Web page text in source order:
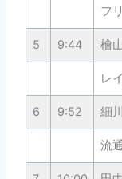
フ
5 9:44 檜
レ
6 9:52 細
流